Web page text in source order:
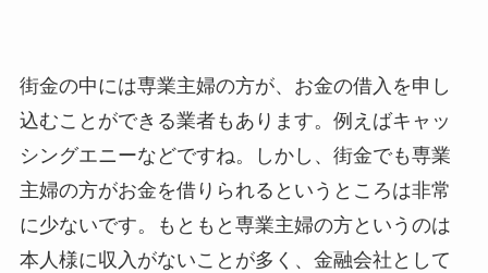
街金の中には専業主婦の方が、お金の借入を申し
込むことができる業者もあります。例えばキャッ
シングエニーなどですね。しかし、街金でも専業
主婦の方がお金を借りられるというところは非常
に少ないです。もともと専業主婦の方というのは
本人様に収入がないことが多く、金融会社として